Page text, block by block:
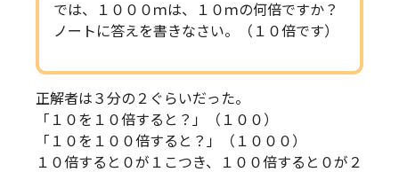
では、１０００ｍは、１０ｍの何倍ですか？
ノートに答えを書きなさい。（１０倍です）
正解者は３分の２ぐらいだった。
「１０を１０倍すると？」（１００）
「１０を１００倍すると？」（１０００）
１０倍すると０が１こつき、１００倍すると０が２